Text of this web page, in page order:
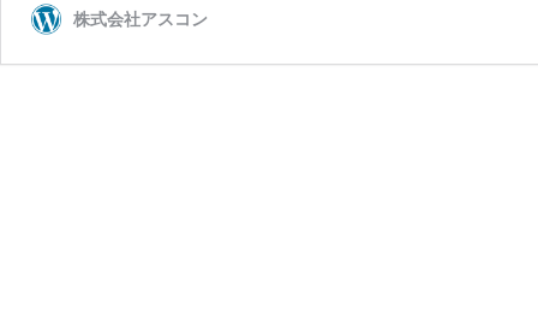
株式会社アスコン